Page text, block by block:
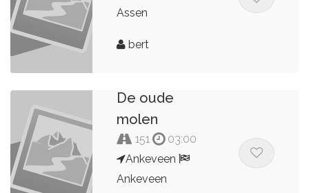
Assen
bert
De oude
molen
151
03:00
Ankeveen
Ankeveen